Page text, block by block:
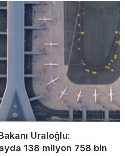
Uraloğlu:
138 milyon 758 bin